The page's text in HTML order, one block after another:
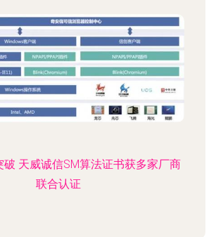
破 天威诚信SM算法证书获多家厂商
联合认证